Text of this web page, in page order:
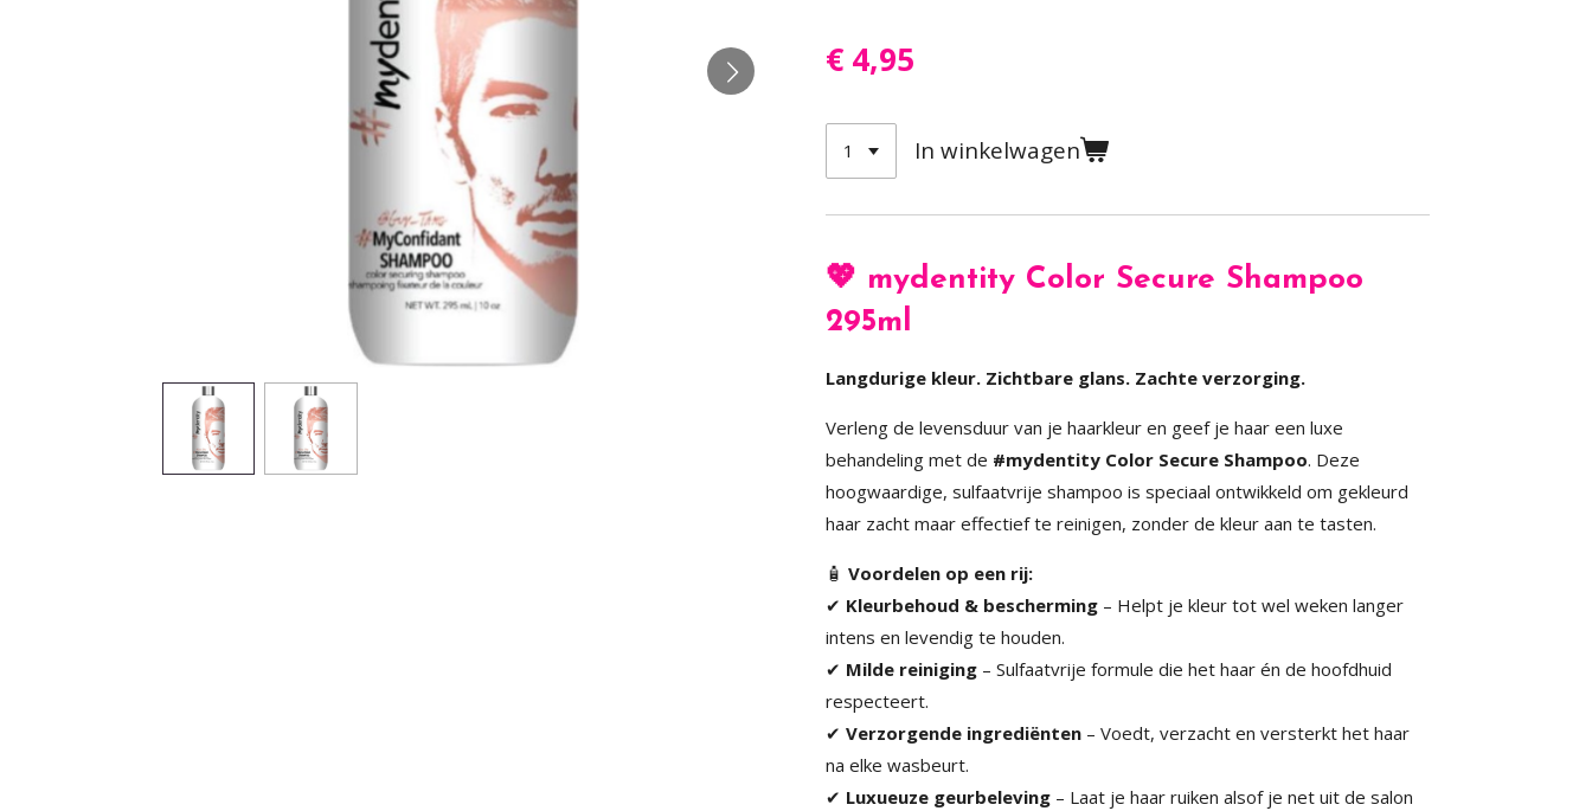
€ 4,95
In winkelwagen
💖 mydentity Color Secure Shampoo
295ml
Langdurige kleur. Zichtbare glans. Zachte verzorging.
Verleng de levensduur van je haarkleur en geef je haar een luxe
behandeling met de #mydentity Color Secure Shampoo. Deze
hoogwaardige, sulfaatvrije shampoo is speciaal ontwikkeld om gekleurd
haar zacht maar effectief te reinigen, zonder de kleur aan te tasten.
🧴 Voordelen op een rij:
✔ Kleurbehoud & bescherming – Helpt je kleur tot wel weken langer
intens en levendig te houden.
✔ Milde reiniging – Sulfaatvrije formule die het haar én de hoofdhuid
respecteert.
✔ Verzorgende ingrediënten – Voedt, verzacht en versterkt het haar
na elke wasbeurt.
✔ Luxueuze geurbeleving – Laat je haar ruiken alsof je net uit de salon